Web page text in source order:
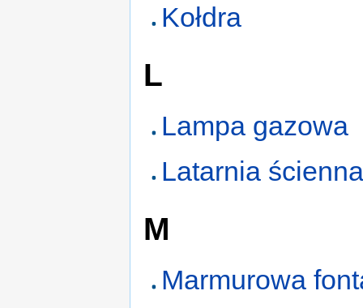
Kołdra
L
Lampa gazowa
Latarnia
M
Marmurowa